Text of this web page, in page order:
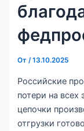
От/13.10.2025
Российские
потери на всех
цепочки
отгрузки